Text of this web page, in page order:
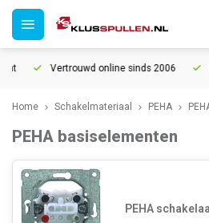
Vertrouwd online sinds 2006
Home Schakelmateriaal PEHA
PEHA basiselementen
PEHA